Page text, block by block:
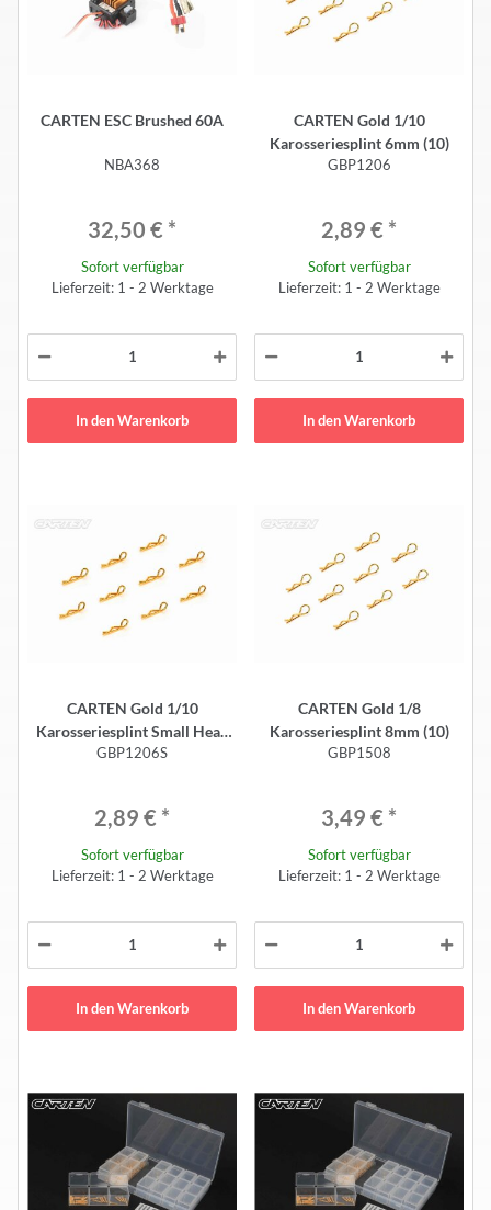
CARTEN ESC Brushed 60A
NBA368
32,50 € *
Sofort verfügbar
Lieferzeit: 1 - 2 Werktage
In den Warenkorb
CARTEN Gold 1/10
Karosseriesplint 6mm (10)
GBP1206
2,89 € *
Sofort verfügbar
Lieferzeit: 1 - 2 Werktage
In den Warenkorb
CARTEN Gold 1/10
Karosseriesplint Small Head
6mm (10)
GBP1206S
2,89 € *
Sofort verfügbar
Lieferzeit: 1 - 2 Werktage
In den Warenkorb
CARTEN Gold 1/8
Karosseriesplint 8mm (10)
GBP1508
3,49 € *
Sofort verfügbar
Lieferzeit: 1 - 2 Werktage
In den Warenkorb